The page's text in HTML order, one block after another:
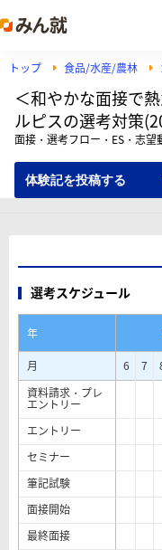
トップ 食品/水産/農林
＜和やかな面接で
ルピスの選考対策
面接・選考フロー・ES・志望
体験記を投稿する
選考スケジュール
年
月
6 7
資料請求・プレ
エントリー
エントリー
セミナー
筆記試験
面接開始
最終面接